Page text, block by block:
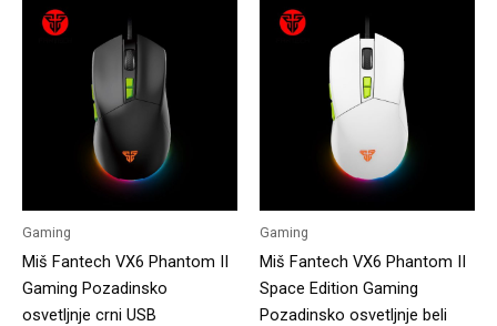
Gaming
Miš Fantech VX6 Phantom II
Gaming Pozadinsko
osvetljnje crni USB
Gaming
Miš Fantech VX6 Phantom II
Space Edition Gaming
Pozadinsko osvetljnje beli